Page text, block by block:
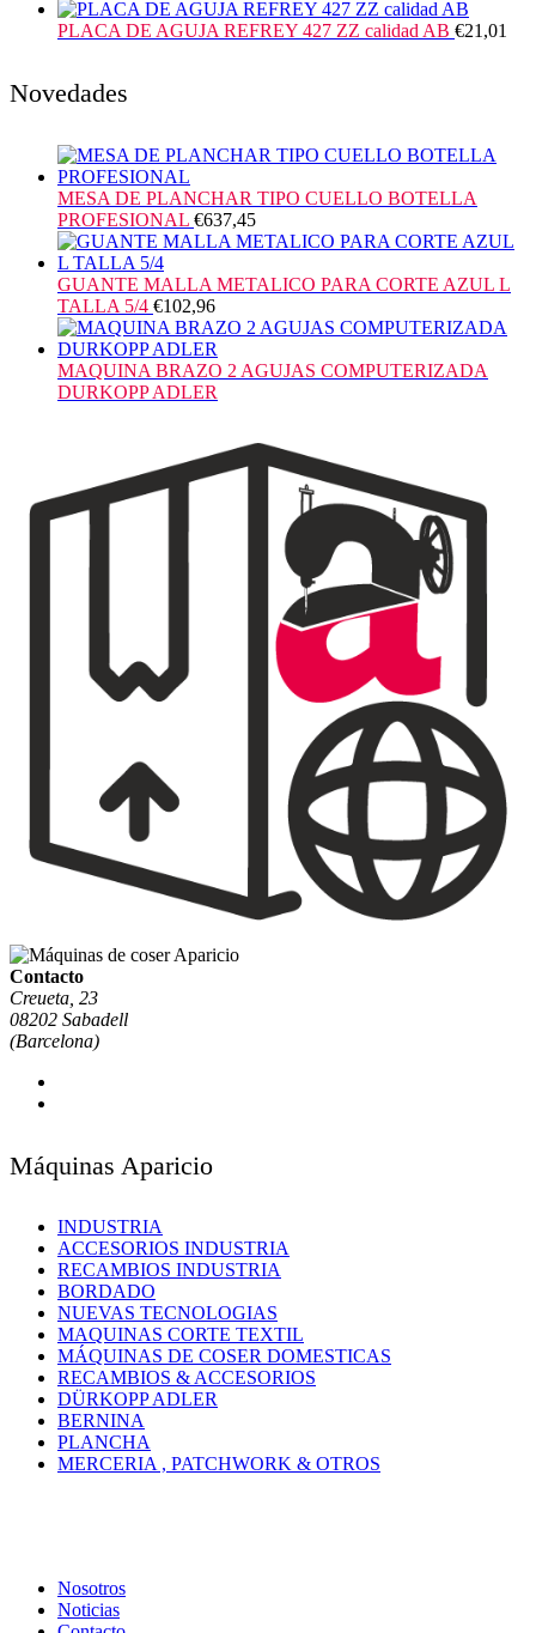
PLACA DE AGUJA REFREY 427 ZZ calidad AB €21,01
Novedades
MESA DE PLANCHAR TIPO CUELLO BOTELLA
PROFESIONAL €637,45
GUANTE MALLA METALICO PARA CORTE AZUL L
TALLA 5/4 €102,96
MAQUINA BRAZO 2 AGUJAS COMPUTERIZADA
DURKOPP ADLER
Contacto
Creueta, 23
08202 Sabadell
(Barcelona)
Máquinas Aparicio
INDUSTRIA
ACCESORIOS INDUSTRIA
RECAMBIOS INDUSTRIA
BORDADO
NUEVAS TECNOLOGIAS
MAQUINAS CORTE TEXTIL
MÁQUINAS DE COSER DOMESTICAS
RECAMBIOS & ACCESORIOS
DÜRKOPP ADLER
BERNINA
PLANCHA
MERCERIA , PATCHWORK & OTROS
Nosotros
Noticias